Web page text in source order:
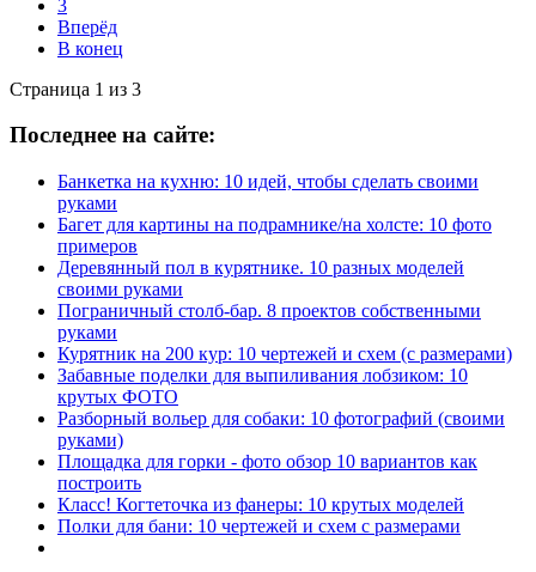
3
Вперёд
В конец
Страница 1 из 3
Последнее на сайте:
Банкетка на кухню: 10 идей, чтобы сделать своими
руками
Багет для картины на подрамнике/на холсте: 10 фото
примеров
Деревянный пол в курятнике. 10 разных моделей
своими руками
Пограничный столб-бар. 8 проектов собственными
руками
Курятник на 200 кур: 10 чертежей и схем (с размерами)
Забавные поделки для выпиливания лобзиком: 10
крутых ФОТО
Разборный вольер для собаки: 10 фотографий (своими
руками)
Площадка для горки - фото обзор 10 вариантов как
построить
Класс! Когтеточка из фанеры: 10 крутых моделей
Полки для бани: 10 чертежей и схем с размерами